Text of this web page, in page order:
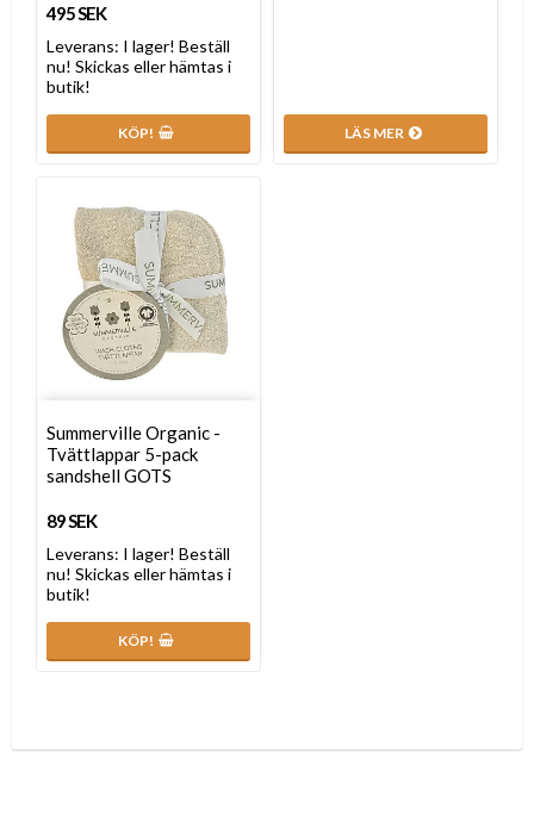
495 SEK
Leverans: I lager! Beställ
nu! Skickas eller hämtas i
butik!
KÖP! LÄS MER
Summerville Organic -
Tvättlappar 5-pack
sandshell GOTS
89 SEK
Leverans: I lager! Beställ
nu! Skickas eller hämtas i
butik!
KÖP!